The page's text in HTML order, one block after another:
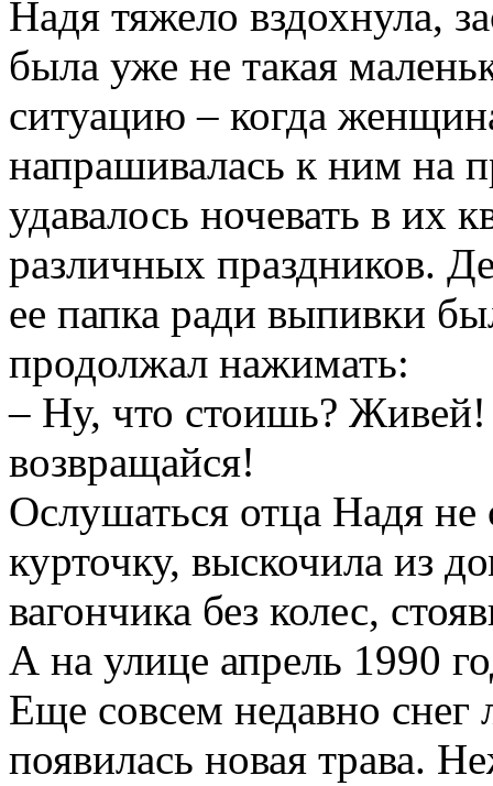
Надя тяжело вздохнула,
была уже не такая
ситуацию – когда
напрашивалась к ним на
удавалось ночевать в их
различных праздников.
ее папка ради выпивки
продолжал нажимать:
– Ну, что стоишь?
возвращайся!
Ослушаться отца Надя
курточку, выскочила из
вагончика без колес,
А на улице апрель 1990
Еще совсем недавно снег
появилась новая трава.